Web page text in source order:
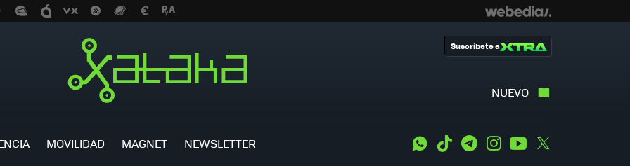
NUEVO
Suscríbete a
MOVILIDAD MAGNET NEWSLETTER WhatsApp
Tiktok TelegramInstagramYoutube